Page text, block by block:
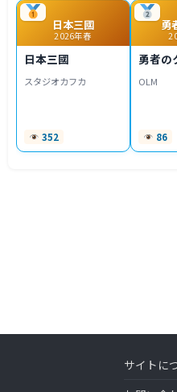
日本三國
2026年春
日本三國
スタジオカフカ
352
勇
勇者の
OLM
86
サイトに